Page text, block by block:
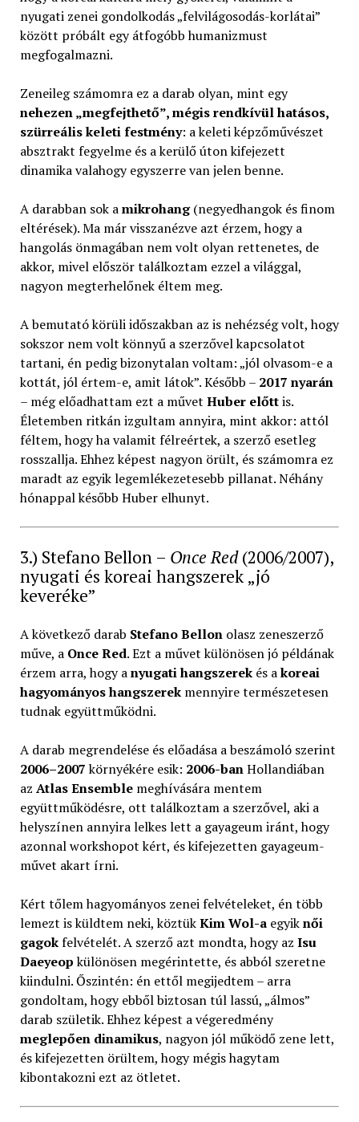
nyugati zenei gondolkodás „felvilágosodás-korlátai”
között próbált egy átfogóbb humanizmust
megfogalmazni.
Zeneileg számomra ez a darab olyan, mint egy
nehezen „megfejthető”, mégis rendkívül hatásos,
szürreális keleti festmény: a keleti képzőművészet
absztrakt fegyelme és a kerülő úton kifejezett
dinamika valahogy egyszerre van jelen benne.
A darabban sok amikrohang(negyedhangok és finom
eltérések). Ma már visszanézve azt érzem, hogy a
hangolás önmagában nem volt olyan rettenetes, de
akkor, mivel először találkoztam ezzel a világgal,
nagyon megterhelőnek éltem meg.
A bemutató körüli időszakban az is nehézség volt, hogy
sokszor nem volt könnyű a szerzővel kapcsolatot
tartani, én pedig bizonytalan voltam: „jól olvasom-e a
kottát, jól értem-e, amit látok”. Később – 2017 nyarán
– még előadhattam ezt a művet Huber előttis.
Életemben ritkán izgultam annyira, mint akkor: attól
féltem, hogy ha valamit félreértek, a szerző esetleg
rosszallja. Ehhez képest nagyon örült, és számomra ez
maradt az egyik legemlékezetesebb pillanat. Néhány
hónappal később Huber elhunyt.
3.) Stefano Bellon – Once Red(2006/2007),
nyugati és koreai hangszerek „jó
keveréke”
A következő darab Stefano Bellonolasz zeneszerző
műve, a Once Red. Ezt a művet különösen jó példának
érzem arra, hogy anyugati hangszerekés akoreai
hagyományos hangszerekmennyire természetesen
tudnak együttműködni.
A darab megrendelése és előadása a beszámoló szerint
2006–2007környékére esik: 2006-banHollandiában
az Atlas Ensemblemeghívására mentem
együttműködésre, ott találkoztam a szerzővel, aki a
helyszínen annyira lelkes lett a gayageum iránt, hogy
azonnal workshopot kért, és kifejezetten gayageum-
művet akart írni.
Kért tőlem hagyományos zenei felvételeket, én több
lemezt is küldtem neki, köztükKim Wol-aegyiknői
gagokfelvételét. A szerző azt mondta, hogy az Isu
Daeyeopkülönösen megérintette, és abból szeretne
kiindulni. Őszintén: én ettől megijedtem – arra
gondoltam, hogy ebből biztosan túl lassú, „álmos”
darab születik. Ehhez képest a végeredmény
meglepően dinamikus, nagyon jól működő zene lett,
és kifejezetten örültem, hogy mégis hagytam
kibontakozni ezt az ötletet.